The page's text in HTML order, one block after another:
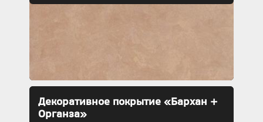
Декоративное покрытие «Бархан +
Органза»